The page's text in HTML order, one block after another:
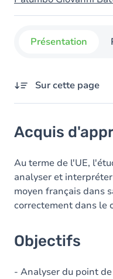
Présentation
Sur cette page
Objectifs
Contenu
Acquis
Au terme de l'UE,
analyser et
moyen français dans
correctement dans le
Objectifs
- Analyser du point